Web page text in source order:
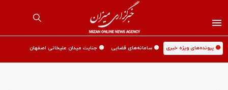
🟡 پرونده‌های ویژه خبری 🟡 سامانه‌های قضایی 🟡 جنایت میدان علیخانی اصفهان